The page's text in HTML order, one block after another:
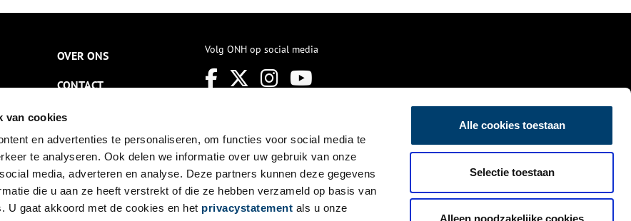
van cookies
en advertenties te personaliseren, om functies voor social media te
te analyseren. Ook delen we informatie over uw gebruik van onze
media, adverteren en analyse. Deze partners kunnen deze gegevens
die u aan ze heeft verstrekt of die ze hebben verzameld op basis van
U gaat akkoord met de cookies en het privacystatement als u onze
Alle cookies toestaan
Selectie toestaan
Alleen noodzakelijke cookies
OVER ONS
CONTACT
NIEUWSBRIEF
DISCLAIMER
PRIVACY
TOEGANKELIJKHEID
Volg ONH op social media